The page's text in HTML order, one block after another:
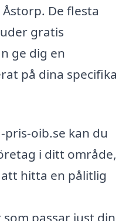
De flesta
gratis
ge dig en
på dina specifika
oib.se kan du
i ditt område,
hitta en pålitlig
passar just din